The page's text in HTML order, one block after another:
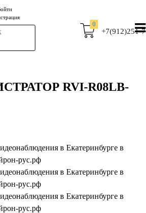
0
+7(912)251-
RVI-R08LB-
в Екатеринбурге в
рус.рф
в Екатеринбурге в
рус.рф
в Екатеринбурге в
рус.рф